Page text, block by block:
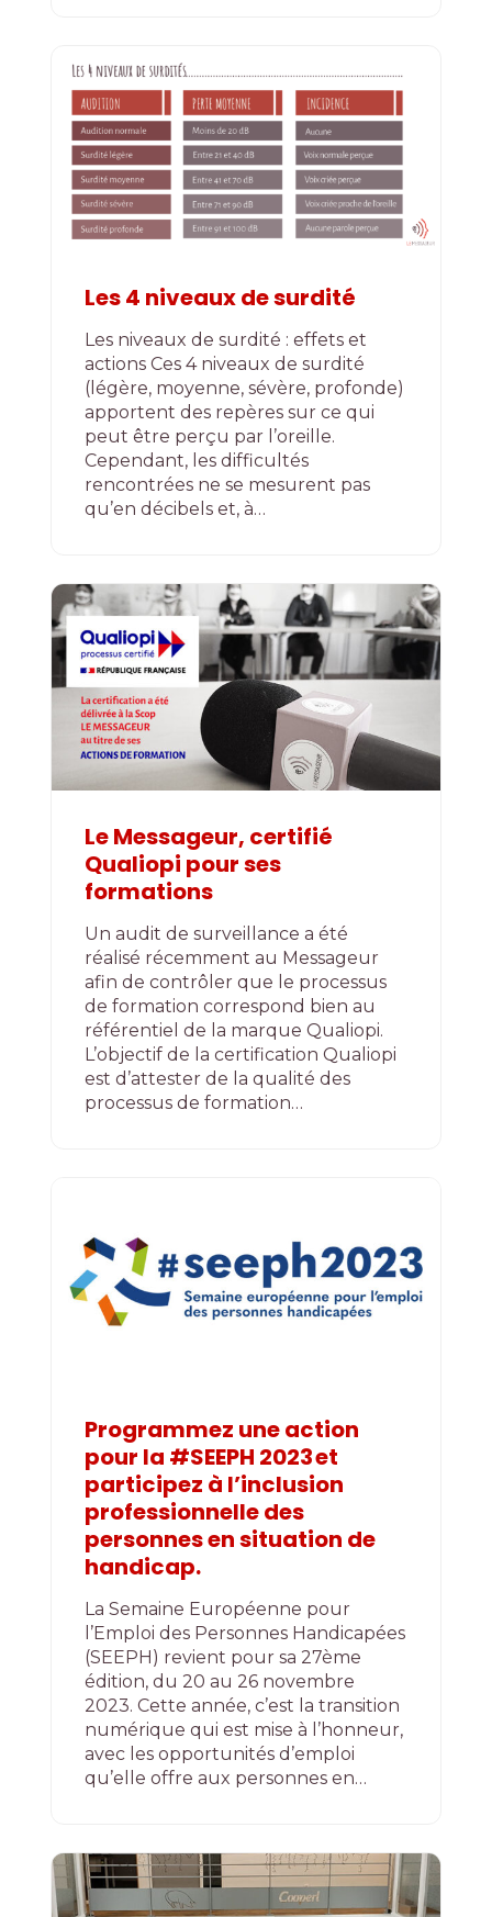
Les 4 niveaux de surdité
Les niveaux de surdité : effets et
actions Ces 4 niveaux de surdité
(légère, moyenne, sévère, profonde)
apportent des repères sur ce qui
peut être perçu par l’oreille.
Cependant, les difficultés
rencontrées ne se mesurent pas
qu’en décibels et, à…
Le Messageur, certifié
Qualiopi pour ses
formations
Un audit de surveillance a été
réalisé récemment au Messageur
afin de contrôler que le processus
de formation correspond bien au
référentiel de la marque Qualiopi.
L’objectif de la certification Qualiopi
est d’attester de la qualité des
processus de formation…
Programmez une action
pour la #SEEPH 2023 et
participez à l’inclusion
professionnelle des
personnes en situation de
handicap.
La Semaine Européenne pour
l’Emploi des Personnes Handicapées
(SEEPH) revient pour sa 27ème
édition, du 20 au 26 novembre
2023. Cette année, c’est la transition
numérique qui est mise à l’honneur,
avec les opportunités d’emploi
qu’elle offre aux personnes en…